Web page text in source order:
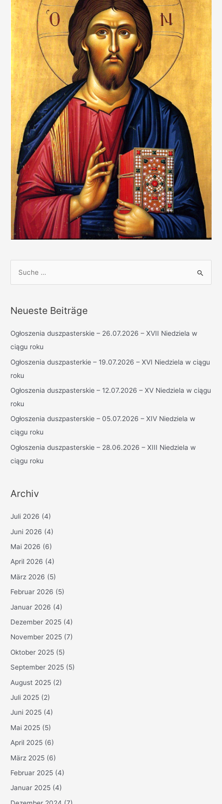
h
n
n
a
c
h
Neueste Beiträge
Ogłoszenia duszpasterskie – 26.07.2026 – XVII Niedziela w
ciągu roku
Ogłoszenia duszpasterkie – 19.07.2026 – XVI Niedziela w ciągu
roku
Ogłoszenia duszpasterskie – 12.07.2026 – XV Niedziela w ciągu
roku
Ogłoszenia duszpasterskie – 05.07.2026 – XIV Niedziela w
ciągu roku
Ogłoszenia duszpasterskie – 28.06.2026 – XIII Niedziela w
ciągu roku
Archiv
Juli 2026 (4)
Juni 2026 (4)
Mai 2026 (6)
April 2026 (4)
März 2026 (5)
Februar 2026 (5)
Januar 2026 (4)
Dezember 2025 (4)
November 2025 (7)
Oktober 2025 (5)
September 2025 (5)
August 2025 (2)
Juli 2025 (2)
Juni 2025 (4)
Mai 2025 (5)
April 2025 (6)
März 2025 (6)
Februar 2025 (4)
Januar 2025 (4)